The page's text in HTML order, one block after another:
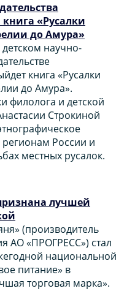
«Русалки
до Амура»
детском научно-
книга «Русалки
до Амура».
филолога и детской
Строкиной
России и
местных русалок.
лучшей
(производитель
АО «ПРОГРЕСС») стал
национальной
питание» в
торговая марка».